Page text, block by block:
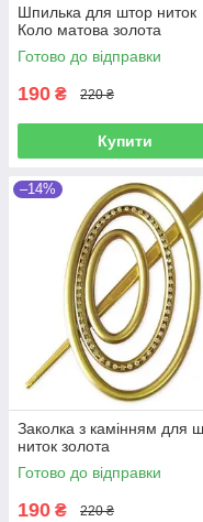
Шпилька для штор ниток
Коло матова золота
Готово до відправки
190 ₴ 220 ₴
Купити
–14%
Заколка з камінням для
ниток золота
Готово до відправки
190 ₴ 220 ₴